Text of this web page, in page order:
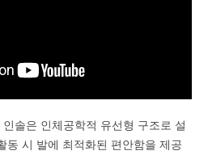
솔은 인체공학적 유선형 구조로 설
동 시 발에 최적화된 편안함을 제공